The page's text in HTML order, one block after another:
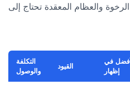
والعظام المعقدة تحتاج إلى
في
إظهار
القيود
التكلفة
والوصول